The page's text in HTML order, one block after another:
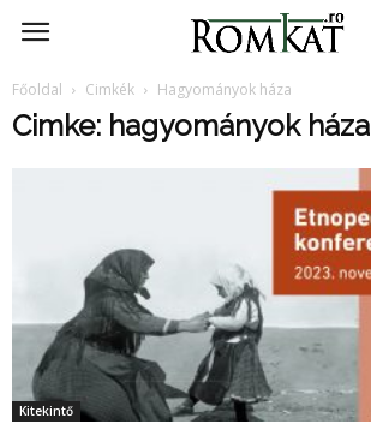
RomKat.ro
Főoldal Cimkék Hagyományok háza
Cimke: hagyományok háza
Kitekintő